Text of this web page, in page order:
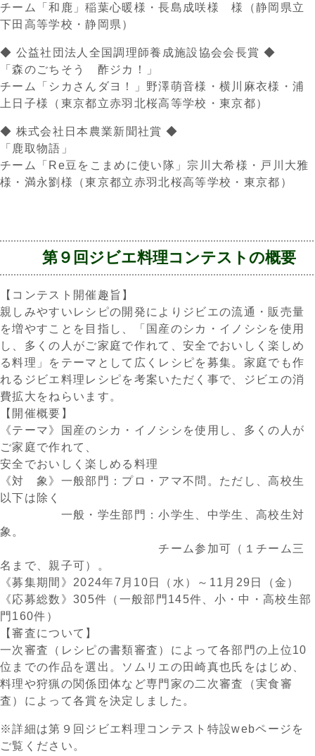
チーム「和鹿」稲葉心暖様・長島成咲様 様（静岡県立
下田高等学校・静岡県）
◆ 公益社団法人全国調理師養成施設協会会長賞 ◆
「森のごちそう 酢ジカ！」
チーム「シカさんダヨ！」野澤萌音様・横川麻衣様・浦
上日子様（東京都立赤羽北桜高等学校・東京都）
◆ 株式会社日本農業新聞社賞 ◆
「鹿取物語」
チーム「Re豆をこまめに使い隊」宗川大希様・戸川大雅
様・満永劉様（東京都立赤羽北桜高等学校・東京都）
第９回ジビエ料理コンテストの概要
【コンテスト開催趣旨】
親しみやすいレシピの開発によりジビエの流通・販売量
を増やすことを目指し、「国産のシカ・イノシシを使用
し、多くの人がご家庭で作れて、安全でおいしく楽しめ
る料理」をテーマとして広くレシピを募集。家庭でも作
れるジビエ料理レシピを考案いただく事で、ジビエの消
費拡大をねらいます。
【開催概要】
《テーマ》国産のシカ・イノシシを使用し、多くの人が
ご家庭で作れて、
安全でおいしく楽しめる料理
《対 象》一般部門：プロ・アマ不問。ただし、高校生
以下は除く
一般・学生部門：小学生、中学生、高校生対
象。
チーム参加可（１チーム三
名まで、親子可）。
《募集期間》2024年7月10日（水）～11月29日（金）
《応募総数》305件（一般部門145件、小・中・高校生部
門160件）
【審査について】
一次審査（レシピの書類審査）によって各部門の上位10
位までの作品を選出。ソムリエの田崎真也氏をはじめ、
料理や狩猟の関係団体など専門家の二次審査（実食審
査）によって各賞を決定しました。
※詳細は第９回ジビエ料理コンテスト特設webページを
ご覧ください。